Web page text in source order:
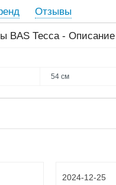
Отзывы
BAS Тесса - Описание
54 см
2024-12-25